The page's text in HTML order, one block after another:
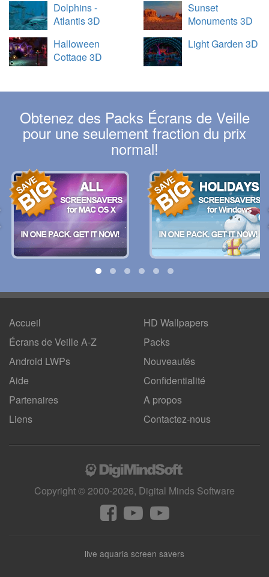
Dolphins -
Atlantis 3D
Sunset
Monuments 3D
Halloween
Cottage 3D
Light Garden 3D
Obtenez des Packs Écrans de Veille
pour une seulement fraction du prix
normal!
Accueil
Écrans de Veille A-Z
Android LWPs
HD Wallpapers
Packs
Nouveautés
Aide
Partenaires
Liens
Confidentialité
A propos
Contactez-nous
Copyright © 2000-2026, Digital Minds Software
live aquaria screen savers